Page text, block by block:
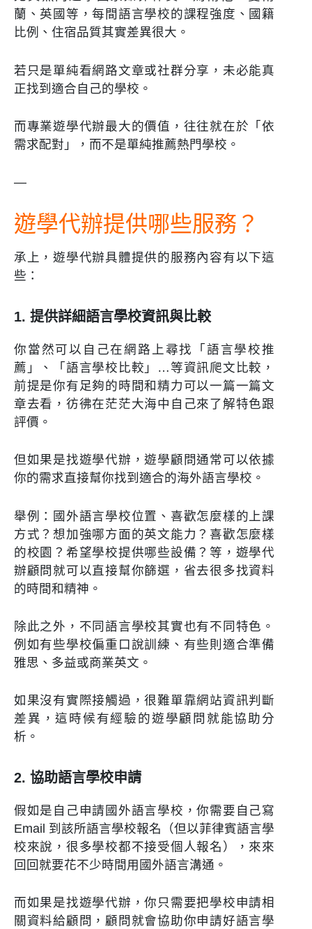
蘭、英國等，每間語言學校的課程強度、國籍
比例、住宿品質其實差異很大。
若只是單純看網路文章或社群分享，未必能真
正找到適合自己的學校。
而專業遊學代辦最大的價值，往往就在於「依
需求配對」，而不是單純推薦熱門學校。
—
遊學代辦提供哪些服務？
承上，遊學代辦具體提供的服務內容有以下這
些：
1. 提供詳細語言學校資訊與比較
你當然可以自己在網路上尋找「語言學校推
薦」、「語言學校比較」…等資訊爬文比較，
前提是你有足夠的時間和精力可以一篇一篇文
章去看，彷彿在茫茫大海中自己來了解特色跟
評價。
但如果是找遊學代辦，遊學顧問通常可以依據
你的需求直接幫你找到適合的海外語言學校。
舉例：國外語言學校位置、喜歡怎麼樣的上課
方式？想加強哪方面的英文能力？喜歡怎麼樣
的校園？希望學校提供哪些設備？等，遊學代
辦顧問就可以直接幫你篩選，省去很多找資料
的時間和精神。
除此之外，不同語言學校其實也有不同特色。
例如有些學校偏重口說訓練、有些則適合準備
雅思、多益或商業英文。
如果沒有實際接觸過，很難單靠網站資訊判斷
差異，這時候有經驗的遊學顧問就能協助分
析。
2. 協助語言學校申請
假如是自己申請國外語言學校，你需要自己寫
Email 到該所語言學校報名（但以菲律賓語言學
校來說，很多學校都不接受個人報名），來來
回回就要花不少時間用國外語言溝通。
而如果是找遊學代辦，你只需要把學校申請相
關資料給顧問，顧問就會協助你申請好語言學